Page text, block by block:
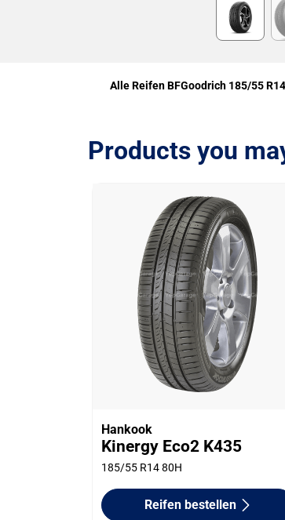
Alle Reifen BFGoodrich 185/55
Products you
Hankook
Kinergy Eco2 K435
185/55 R14 80H
Reifen bestellen